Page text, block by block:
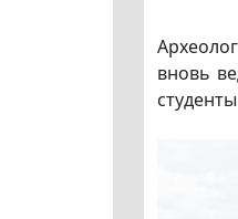
вновь